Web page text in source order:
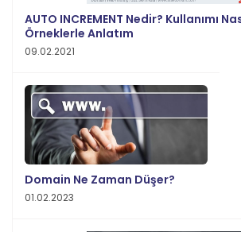
AUTO INCREMENT Nedir? Kullanımı
Örneklerle Anlatım
09.02.2021
Domain Ne Zaman Düşer?
01.02.2023